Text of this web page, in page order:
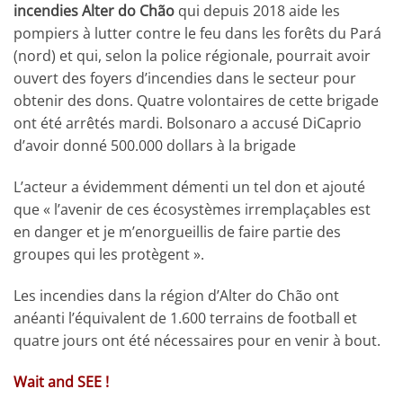
incendies Alter do Chão qui depuis 2018 aide les
pompiers à lutter contre le feu dans les forêts du Pará
(nord) et qui, selon la police régionale, pourrait avoir
ouvert des foyers d’incendies dans le secteur pour
obtenir des dons. Quatre volontaires de cette brigade
ont été arrêtés mardi. Bolsonaro a accusé DiCaprio
d’avoir donné 500.000 dollars à la brigade
L’acteur a évidemment démenti un tel don et ajouté
que « l’avenir de ces écosystèmes irremplaçables est
en danger et je m’enorgueillis de faire partie des
groupes qui les protègent ».
Les incendies dans la région d’Alter do Chão ont
anéanti l’équivalent de 1.600 terrains de football et
quatre jours ont été nécessaires pour en venir à bout.
Wait and SEE !